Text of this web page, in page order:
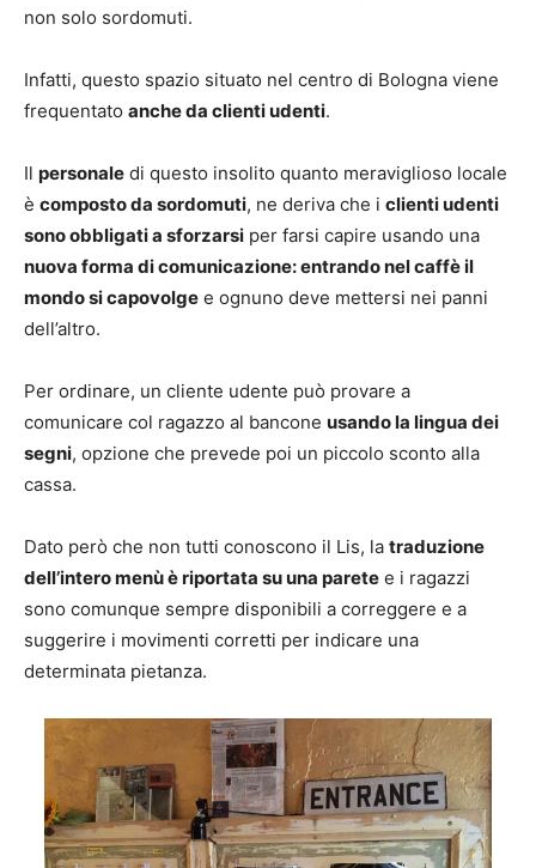
non solo sordomuti.
Infatti, questo spazio situato nel centro di Bologna viene
frequentato anche da clienti udenti.
Il personale di questo insolito quanto meraviglioso locale
è composto da sordomuti, ne deriva che i clienti udenti
sono obbligati a sforzarsi per farsi capire usando una
nuova forma di comunicazione: entrando nel caffè il
mondo si capovolge e ognuno deve mettersi nei panni
dell’altro.
Per ordinare, un cliente udente può provare a
comunicare col ragazzo al bancone usando la lingua dei
segni, opzione che prevede poi un piccolo sconto alla
cassa.
Dato però che non tutti conoscono il Lis, la traduzione
dell’intero menù è riportata su una parete e i ragazzi
sono comunque sempre disponibili a correggere e a
suggerire i movimenti corretti per indicare una
determinata pietanza.